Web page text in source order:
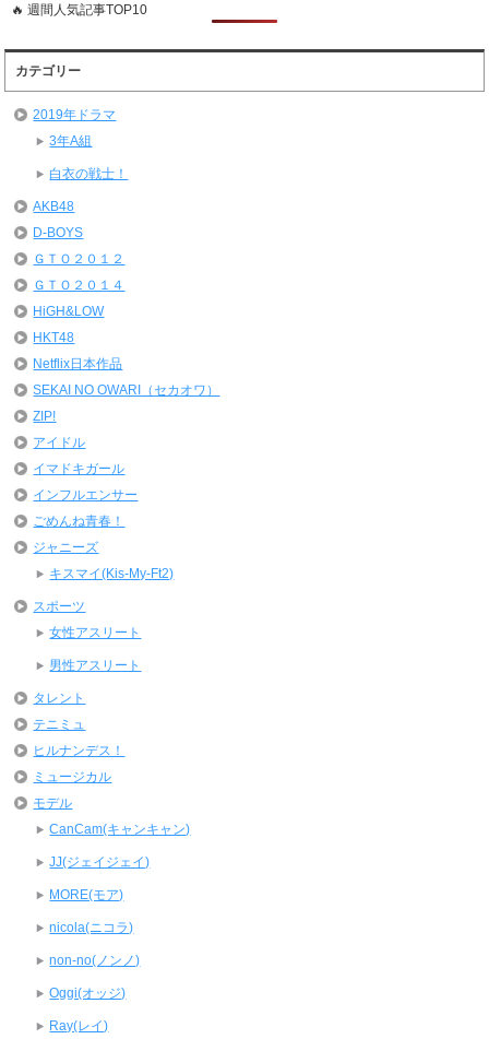
🔥 週間人気記事TOP10
カテゴリー
2019年ドラマ
3年A組
白衣の戦士！
AKB48
D-BOYS
ＧＴＯ２０１２
ＧＴＯ２０１４
HiGH&LOW
HKT48
Netflix日本作品
SEKAI NO OWARI（セカオワ）
ZIP!
アイドル
イマドキガール
インフルエンサー
ごめんね青春！
ジャニーズ
キスマイ(Kis-My-Ft2)
スポーツ
女性アスリート
男性アスリート
タレント
テニミュ
ヒルナンデス！
ミュージカル
モデル
CanCam(キャンキャン)
JJ(ジェイジェイ)
MORE(モア)
nicola(ニコラ)
non-no(ノンノ)
Oggi(オッジ)
Ray(レイ)